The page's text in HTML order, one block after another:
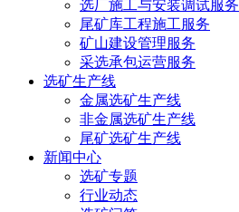
选厂施工与安装调试服务
尾矿库工程施工服务
矿山建设管理服务
采选承包运营服务
选矿生产线
金属选矿生产线
非金属选矿生产线
尾矿选矿生产线
新闻中心
选矿专题
行业动态